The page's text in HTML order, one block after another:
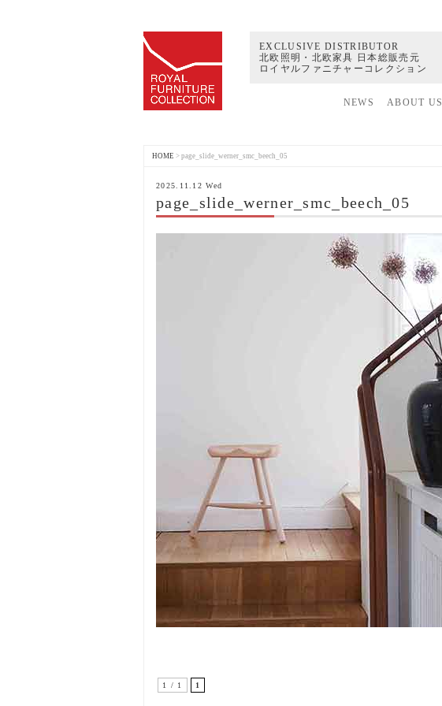
EXCLUSIVE DISTRIBUTOR
北欧照明・北欧家具 日本総販売元
ロイヤルファニチャーコレクション
NEWS ABOUT US
HOME > page_slide_werner_smc_beech_05
2025.11.12 Wed
page_slide_werner_smc_beech_05
1 / 1 1